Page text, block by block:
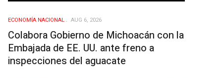
ECONOMÍ­A NACIONAL AUG 6, 2026
Colabora Gobierno de Michoacán con la
Embajada de EE. UU. ante freno a
inspecciones del aguacate